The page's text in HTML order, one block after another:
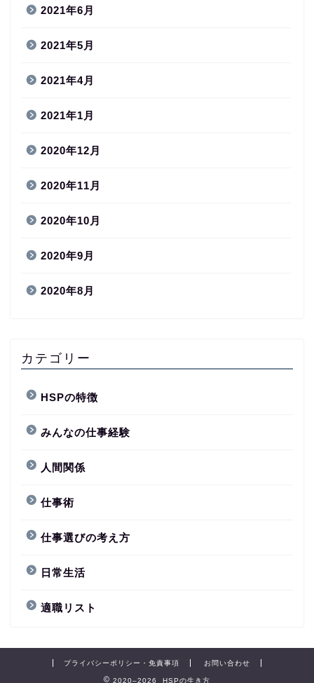
2021年6月
2021年5月
2021年4月
2021年1月
2020年12月
2020年11月
2020年10月
2020年9月
2020年8月
カテゴリー
HSPの特徴
みんなの仕事経験
人間関係
仕事術
仕事選びの考え方
日常生活
適職リスト
プライバシーポリシー・免責事項 お問い合わせ
2020–2026 HSPの生き方